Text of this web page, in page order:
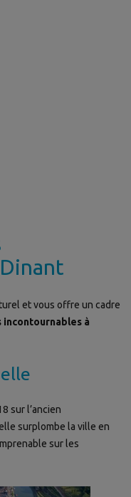
et vous offre un cadre
à
sur l’ancien
surplombe la ville en
sur les